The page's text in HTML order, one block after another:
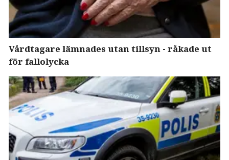
Vårdtagare lämnades utan tillsyn - råkade ut
för fallolycka